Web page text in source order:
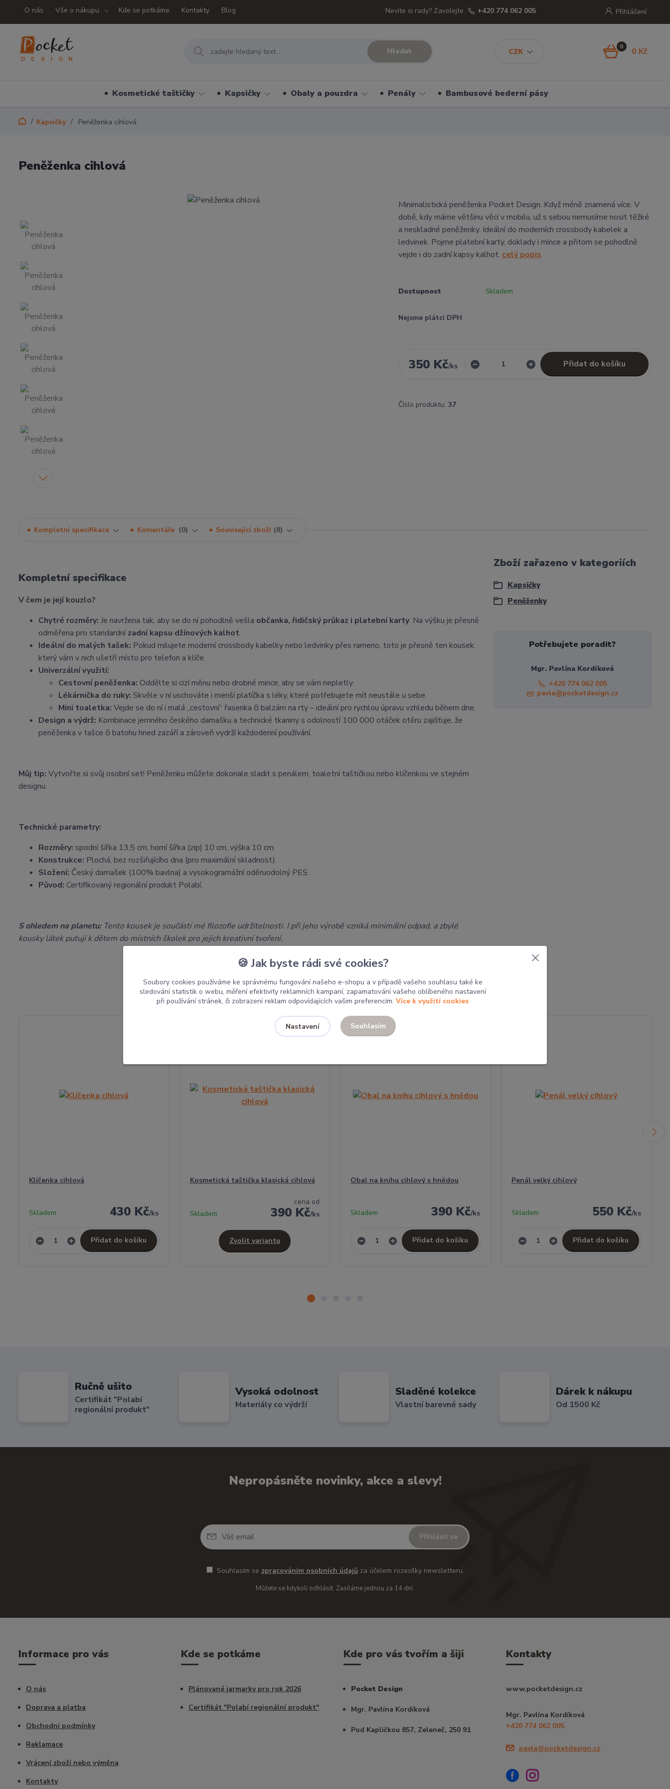
O nás Vše o nákupu Kde se potkáme Kontakty Blog
CZK
Přihlášení
Hledat
Nevíte si rady? Zavolejte. +420 774 062 005
0 0 Kč
Kosmetické taštičky Kapsičky Obaly a pouzdra Penály Bambusové bederní pásy
Kapsičky Peněženka cihlová
Peněženka cihlová
Minimalistická peněženka Pocket Design. Když méně znamená více. V
době, kdy máme většinu věcí v mobilu, už s sebou nemusíme nosit těžké
a neskladné peněženky. Ideální do moderních crossbody kabelek a
ledvinek. Pojme platební karty, doklady i mince a přitom se pohodlně
vejde i do zadní kapsy kalhot. celý popis
Dostupnost Skladem
Nejsme plátci DPH
350 Kč/ks Přidat do košíku
Číslo produktu: 37
Kompletní specifikace Komentáře 0 Související zboží 8
Kompletní specifikace
V čem je její kouzlo?
Chytré rozměry: Je navržena tak, aby se do ní pohodlně vešla občanka, řidičský průkaz i platební karty. Na výšku je přesně
odměřena pro standardnízadní kapsu džínových kalhot.
Ideální do malých tašek: Pokud milujete moderní crossbody kabelky nebo ledvinky přes rameno, toto je přesně ten kousek,
který vám v nich ušetří místo pro telefon a klíče.
Univerzální využití:
Cestovní peněženka: Oddělte si cizí měnu nebo drobné mince, aby se vám nepletly.
Lékárnička do ruky: Skvěle v ní uschováte i menší platíčka s léky, které potřebujete mít neustále u sebe.
Mini toaletka: Vejde se do ní i malá „cestovní“ řasenka či balzám na rty – ideální pro rychlou úpravu vzhledu během dne.
Design a výdrž: Kombinace jemného českého damašku a technické tkaniny s odolností 100 000 otáček otěru zajišťuje, že
peněženka v tašce či batohu hned zazáří a zároveň vydrží každodenní používání.
Můj tip: Vytvořte si svůj osobní set! Peněženku můžete dokonale sladit s penálem, toaletní taštičkou nebo klíčenkou ve stejném
designu.
Technické parametry:
Rozměry: spodní šířka 13,5 cm, horní šířka (zip) 10 cm, výška 10 cm.
Konstrukce: Plochá, bez rozšiřujícího dna (pro maximální skladnost).
Složení: Český damašek (100% bavlna) a vysokogramážní oděruodolný PES.
Původ: Certifikovaný regionální produkt Polabí.
S ohledem na planetu:Tento kousek je součástí mé filozofie udržitelnosti. I při jeho výrobě vzniká minimální odpad, a zbylé
kousky látek putují k dětem do místních školek pro jejich kreativní tvoření.
Zboží zařazeno v kategoriích
Kapsičky
Peněženky
Potřebujete poradit?
Mgr. Pavlína Kordíková
+420 774 062 005
pavla@pocketdesign.cz
Související zboží 8
Klíčenka cihlová
430 Kč/ks
Skladem
Přidat do košíku
Kosmetická taštička klasická cihlová
cena od
390 Kč/ks
Skladem
Zvolit variantu
Obal na knihu cihlový s hnědou
390 Kč/ks
Skladem
Přidat do košíku
Penál velký cihlový
550 Kč/ks
Skladem
Přidat do košíku
Ručně ušito
Certifikát "Polabí
regionální produkt"
Vysoká odolnost
Materiály co výdrží
Sladěné kolekce
Vlastní barevné sady
Dárek k nákupu
Od 1500 Kč
Nepropásněte novinky, akce a slevy!
Přihlásit se
Souhlasím se zpracováním osobních údajů za účelem rozesílky newsletteru.
Můžete se kdykoli odhlásit. Zasíláme jednou za 14 dní.
Informace pro vás
O nás
Doprava a platba
Obchodní podmínky
Reklamace
Vrácení zboží nebo výměna
Kontakty
Kde se potkáme
Plánované jarmarky pro rok 2026
Certifikát "Polabí regionální produkt"
Kde pro vás tvořím a šiji
Pocket Design
Mgr. Pavlína Kordíková
Pod Kapličkou 857, Zeleneč, 250 91
Kontakty
www.pocketdesign.cz
Mgr. Pavlína Kordíková
+420 774 062 005
pavla@pocketdesign.cz
🍪 Jak byste rádi své cookies?
Soubory cookies používáme ke správnému fungování našeho e-shopu a v případě vašeho souhlasu také ke
sledování statistik o webu, měření efektivity reklamních kampaní, zapamatování vašeho oblíbeného nastavení
při používání stránek, či zobrazení reklam odpovídajících vašim preferencím. Více k využití cookies
Nastavení Souhlasím